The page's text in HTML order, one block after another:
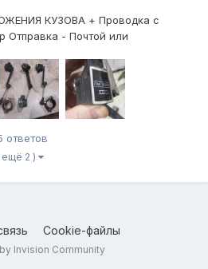
КУЗОВА + Проводка с
- Почтой или
ответов
ещё 2 )
Cookie-файлы
Invision Community